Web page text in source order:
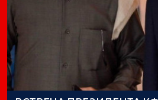
ДРУГИЕ НОВОСТИ